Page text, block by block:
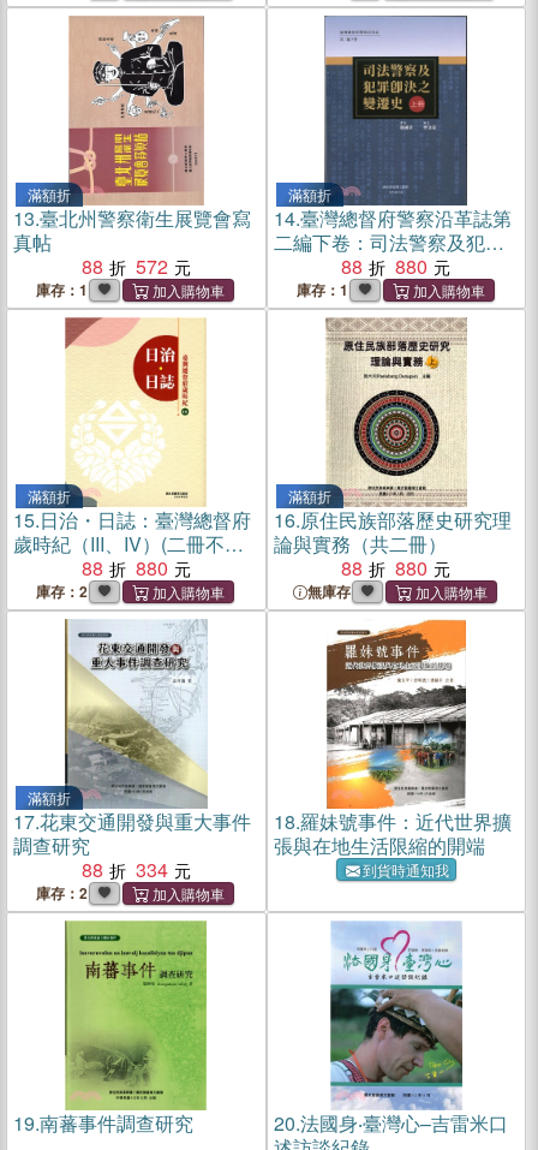
滿額折
13.臺北州警察衛生展覽會寫
真帖
88
572
庫存：1
滿額折
14.臺灣總督府警察沿革誌第
二編下卷：司法警察及犯罪
即決之變遷史（共二冊）
88 880
庫存：1
滿額折
15.日治・日誌：臺灣總督府
歲時紀（III、IV）(二冊不分
88 880
庫存：2
滿額折
16.原住民族部落歷史研究理
論與實務（共二冊）
88
880
無庫存
滿額折
17.花東交通開發與重大事件
調查研究
88
334
庫存：2
18.羅妹號事件：近代世界擴
張與在地生活限縮的開端
到貨時通知我
19.南蕃事件調查研究 20.法國身‧臺灣心–吉雷米口